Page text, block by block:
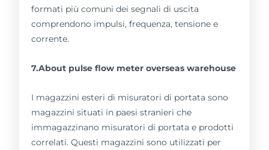
formati più comuni dei segnali di uscita
comprendono impulsi, frequenza, tensione e
corrente.
7.About pulse flow meter overseas warehouse
I magazzini esteri di misuratori di portata sono
magazzini situati in paesi stranieri che
immagazzinano misuratori di portata e prodotti
correlati. Questi magazzini sono utilizzati per